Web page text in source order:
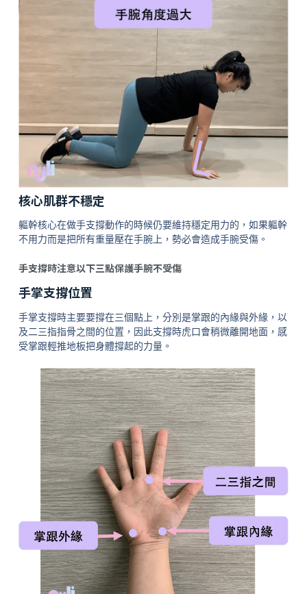
核心肌群不穩定
軀幹核心在做手支撐動作的時候仍要維持穩定用力的，如果軀幹
不用力而是把所有重量壓在手腕上，勢必會造成手腕受傷。
手支撐時注意以下三點保護手腕不受傷
手掌支撐位置
手掌支撐時主要要撐在三個點上，分別是掌跟的內緣與外緣，以
及二三指指骨之間的位置，因此支撐時虎口會稍微離開地面，感
受掌跟輕推地板把身體撐起的力量。